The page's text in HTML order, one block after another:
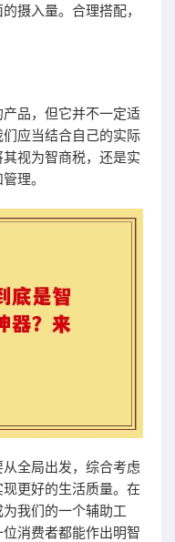
摄入量。合理搭配，
品，但它并不一定适
应当结合自己的实际
视为智商税，还是实
理。
全局出发，综合考虑
更好的生活质量。在
我们的一个辅助工
消费者都能作出明智